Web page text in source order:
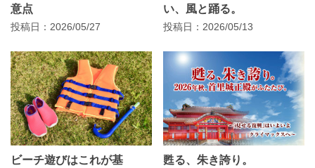
意点
投稿日：2026/05/27
い、風と踊る。
投稿日：2026/05/13
ビーチ遊びはこれが基
甦る、朱き誇り。